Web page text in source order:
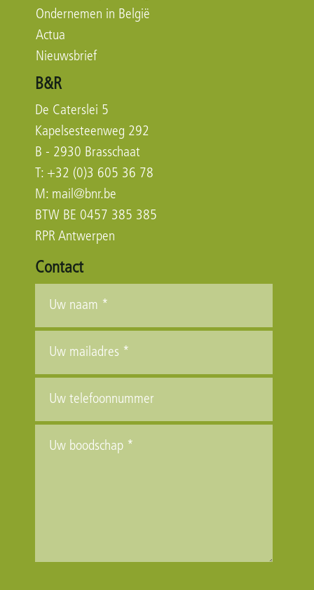
Ondernemen in België
Actua
Nieuwsbrief
B&R
De Caterslei 5
Kapelsesteenweg 292
B - 2930 Brasschaat
T: +32 (0)3 605 36 78
M: mail@bnr.be
BTW BE 0457 385 385
RPR Antwerpen
Contact